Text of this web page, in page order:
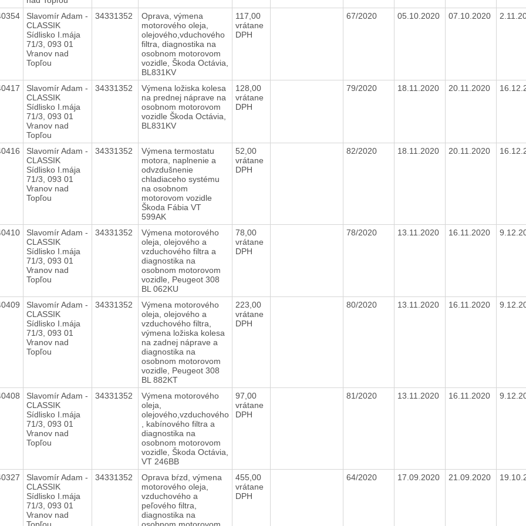
Slavomír Adam -
CLASSIK
Sídlisko I.mája
71/3, 093 01
Vranov nad
Topľou
34331352
Oprava, výmena
motorového oleja,
olejového,vduchového
filtra, diagnostika na
osobnom motorovom
vozidle, Škoda Octávia,
BL831KV
117,00
vrátane
DPH
67/2020 05.10.2020 07.10.2020
Slavomír Adam -
CLASSIK
Sídlisko I.mája
71/3, 093 01
Vranov nad
Topľou
34331352
Výmena ložiska kolesa
na prednej náprave na
osobnom motorovom
vozidle Škoda Octávia,
BL831KV
128,00
vrátane
DPH
79/2020 18.11.2020 20.11.2020
Slavomír Adam -
CLASSIK
Sídlisko I.mája
71/3, 093 01
Vranov nad
Topľou
34331352
Výmena termostatu
motora, naplnenie a
odvzdušnenie
chladiaceho systému
na osobnom
motorovom vozidle
Škoda Fábia VT
599AK
52,00
vrátane
DPH
82/2020 18.11.2020 20.11.2020
Slavomír Adam -
CLASSIK
Sídlisko I.mája
71/3, 093 01
Vranov nad
Topľou
34331352
Výmena motorového
oleja, olejového a
vzduchového filtra a
diagnostika na
osobnom motorovom
vozidle, Peugeot 308
BL 062KU
78,00
vrátane
DPH
78/2020 13.11.2020 16.11.2020
Slavomír Adam -
CLASSIK
Sídlisko I.mája
71/3, 093 01
Vranov nad
Topľou
34331352
Výmena motorového
oleja, olejového a
vzduchového filtra,
výmena ložiska kolesa
na zadnej náprave a
diagnostika na
osobnom motorovom
vozidle, Peugeot 308
BL 882KT
223,00
vrátane
DPH
80/2020 13.11.2020 16.11.2020
Slavomír Adam -
CLASSIK
Sídlisko I.mája
71/3, 093 01
Vranov nad
Topľou
34331352
Výmena motorového
oleja,
olejového,vzduchového
, kabínového filtra a
diagnostika na
osobnom motorovom
vozidle, Škoda Octávia,
VT 246BB
97,00
vrátane
DPH
81/2020 13.11.2020 16.11.2020
Slavomír Adam -
CLASSIK
Sídlisko I.mája
71/3, 093 01
Vranov nad
34331352
Oprava bŕzd, výmena
motorového oleja,
vzduchového a
peľového filtra,
diagnostika na
455,00
vrátane
DPH
64/2020 17.09.2020 21.09.2020